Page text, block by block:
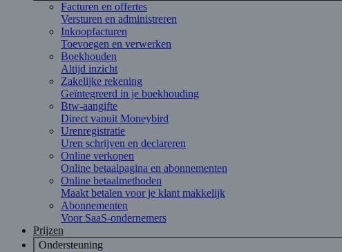
Facturen en offertes
Versturen en administreren
Inkoopfacturen
Toevoegen en verwerken
Boekhouden
Altijd inzicht
Zakelijke rekening
Geïntegreerd in je boekhouding
Btw-aangifte
Direct vanuit Moneybird
Urenregistratie
Uren schrijven en declareren
Online verkopen
Online betaalpagina en abonnementen
Online betaalmethoden
Maakt betalen voor je klant makkelijk
Abonnementen
Voor SaaS-ondernemers
Prijzen
Ondersteuning